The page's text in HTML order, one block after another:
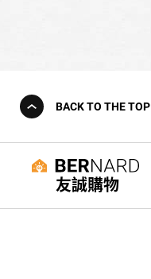
BACK TO THE TOP
友誠購物